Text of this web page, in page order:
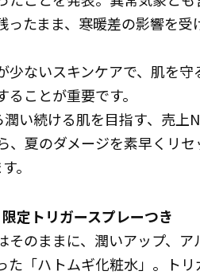
ったまま、寒暖差の影響を
少ないスキンケアで、肌を
ことが重要です。
い続ける肌を目指す、売上
、夏のダメージを素早くリ
。
定トリガースプレーつき
そのままに、潤いアップ、
た「ハトムギ化粧水」。ト